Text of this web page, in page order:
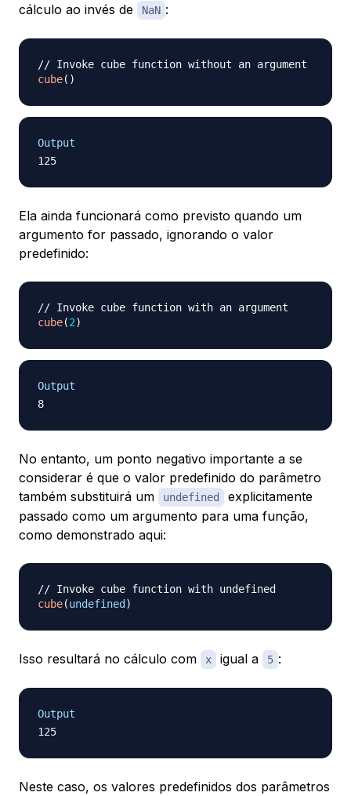
cálculo ao invés de
NaN :
// Invoke cube function without an argument
cube( )
Output
Ela ainda funcionará como previsto quando um
argumento for passado, ignorando o valor
predefinido:
// Invoke cube function with an argument
cube(2)
Output
No entanto, um ponto negativo importante a se
considerar é que o valor predefinido do parâmetro
também substituirá um
undefined
explicitamente
passado como um argumento para uma função,
como demonstrado aqui:
// Invoke cube function with undefined
cube(undefined )
Isso resultará no cálculo com x igual a 5 :
Output
Neste caso, os valores predefinidos dos parâmetros